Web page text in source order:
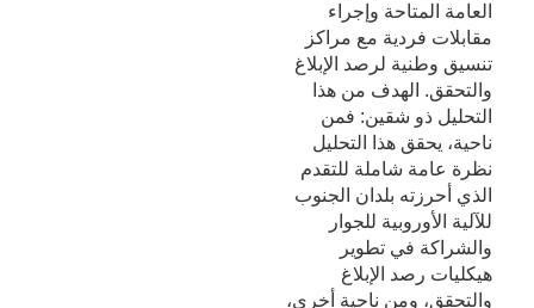
العامة المتاحة وإجراء
مقابلات فردية مع مراكز
تنسيق وطنية لرصد الإبلاغ
والتحقق. الهدف من هذا
التحليل ذو شقين: فمن
ناحية، يحقق هذا التحليل
نظرة عامة شاملة للتقدم
الذي أحرزته بلدان الجنوب
للآلية الأوروبية للجوار
والشراكة في تطوير
هيكليات رصد الإبلاغ
والتحقق، ومن ناحية أخرى،